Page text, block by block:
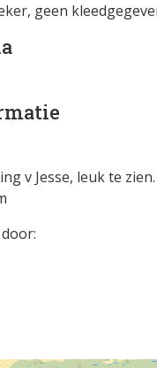
geen
v Jesse, leuk te